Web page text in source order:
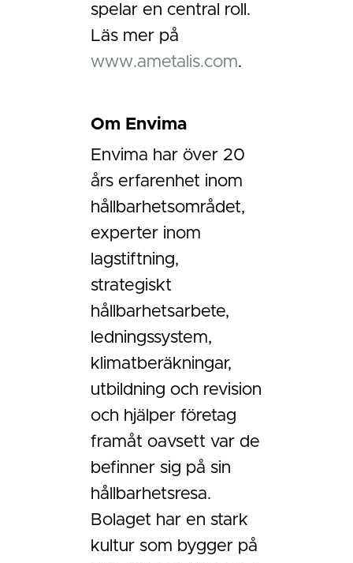
spelar en central roll.
Läs mer på
www.ametalis.com.
Om Envima
Envima har över 20
års erfarenhet inom
hållbarhetsområdet,
experter inom
lagstiftning,
strategiskt
hållbarhetsarbete,
ledningssystem,
klimatberäkningar,
utbildning och revision
och hjälper företag
framåt oavsett var de
befinner sig på sin
hållbarhetsresa.
Bolaget har en stark
kultur som bygger på